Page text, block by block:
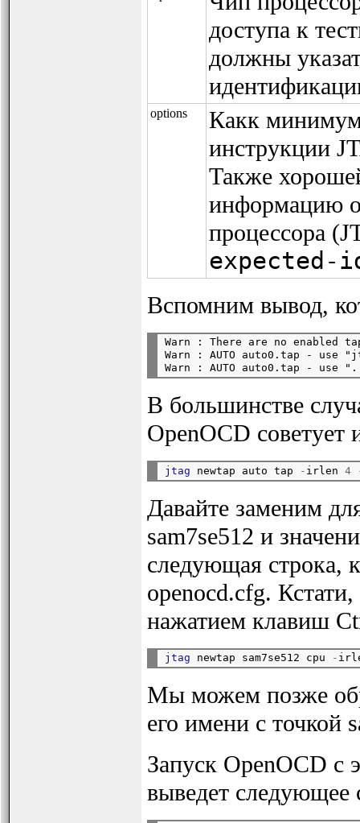
доступа к
должны
options
Какк
инструкции
Также
информацию
процессора
expected-
Вспомним вывод,
Warn : There are no enabled taps.
Warn : AUTO auto0.tap - use
В большинстве
OpenOCD советует
jtag newtap auto tap - irlen 4
Давайте заменим
sam7se512 и
следующая строка,
openocd.cfg.
нажатием клавиш
jtag newtap sam7se512 cpu -
Мы можем позже
его имени с точкой
Запуск OpenOCD с
выведет следующее